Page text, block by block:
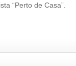
“Perto de Casa”.